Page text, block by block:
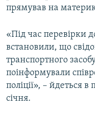
прямував на
«Під час перевірки
встановили, що
транспортного
поінформували
поліції», – йдеться
січня.